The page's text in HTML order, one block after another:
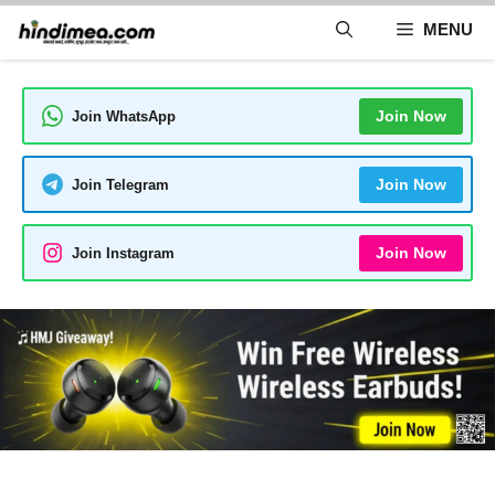
Skip
content
MENU
Join WhatsApp Join Now
Join Telegram Join Now
Join Instagram Join Now